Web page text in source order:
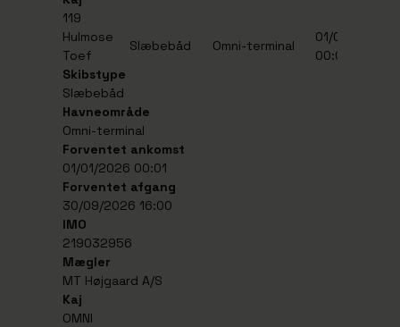
119
Hulmose
Toef
Slæbebåd Omni-terminal
01/01/2026
00:01
Skibstype
Slæbebåd
Havneområde
Omni-terminal
Forventet ankomst
01/01/2026 00:01
Forventet afgang
30/09/2026 16:00
IMO
219032956
Mægler
MT Højgaard A/S
Kaj
OMNI